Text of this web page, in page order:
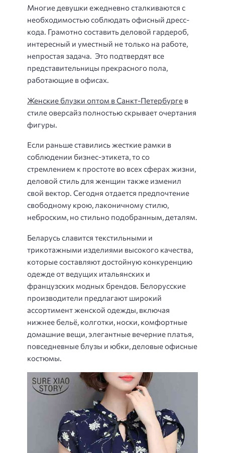
Многие девушки ежедневно сталкиваются с
необходимостью соблюдать офисный дресс-
кода. Грамотно составить деловой гардероб,
интересный и уместный не только на работе,
непростая задача. Это подтвердят все
представительницы прекрасного пола,
работающие в офисах.
Женские блузки оптом в Санкт-Петербурге в
стиле оверсайз полностью скрывает очертания
фигуры.
Если раньше ставились жесткие рамки в
соблюдении бизнес-этикета, то со
стремлением к простоте во всех сферах жизни,
деловой стиль для женщин также изменил
свой вектор. Сегодня отдается предпочтение
свободному крою, лаконичному стилю,
неброским, но стильно подобранным, деталям.
Беларусь славится текстильными и
трикотажными изделиями высокого качества,
которые составляют достойную конкуренцию
одежде от ведущих итальянских и
французских модных брендов. Белорусские
производители предлагают широкий
ассортимент женской одежды, включая
нижнее бельё, колготки, носки, комфортные
домашние вещи, элегантные вечерние платья,
повседневные блузы и юбки, деловые офисные
костюмы.